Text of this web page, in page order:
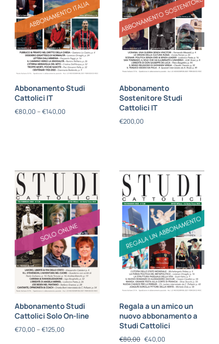
Abbonamento Studi
Cattolici IT
€80,00 – €140,00
Abbonamento
Sostenitore Studi
Cattolici IT
€200,00
Abbonamento Studi
Cattolici Solo On-line
€70,00 – €125,00
Regala a un amico un
nuovo abbonamento a
Studi Cattolici
€80,00 €40,00